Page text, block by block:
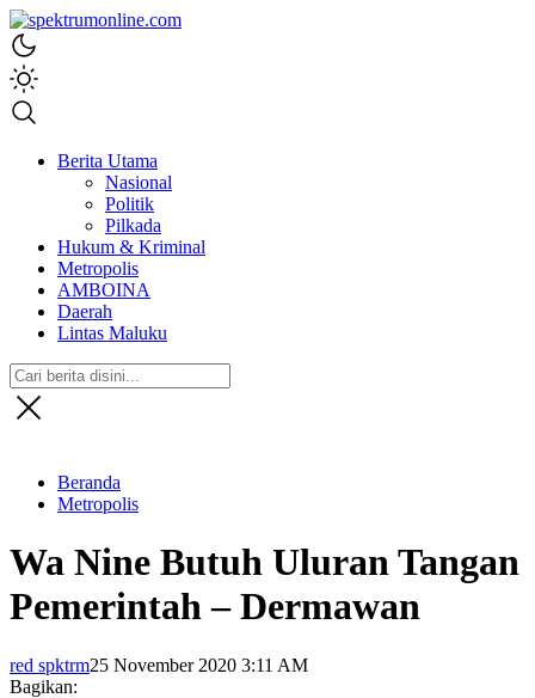
spektrumonline.com
Berita Utama
Nasional
Politik
Pilkada
Hukum & Kriminal
Metropolis
AMBOINA
Daerah
Lintas Maluku
Beranda
Metropolis
Wa Nine Butuh Uluran Tangan
Pemerintah – Dermawan
red spktrm25 November 2020 3:11 AM
Bagikan: